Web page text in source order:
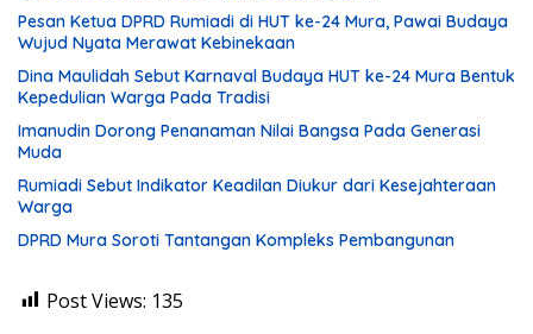
Pesan Ketua DPRD Rumiadi di HUT ke-24 Mura, Pawai Budaya
Wujud Nyata Merawat Kebinekaan
Dina Maulidah Sebut Karnaval Budaya HUT ke-24 Mura Bentuk
Kepedulian Warga Pada Tradisi
Imanudin Dorong Penanaman Nilai Bangsa Pada Generasi
Muda
Rumiadi Sebut Indikator Keadilan Diukur dari Kesejahteraan
Warga
DPRD Mura Soroti Tantangan Kompleks Pembangunan
Post Views: 135